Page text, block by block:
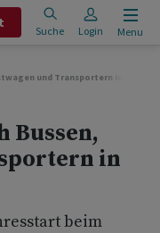
Suche Login Menu
und Transportern in der EU
Bussen,
in
beim